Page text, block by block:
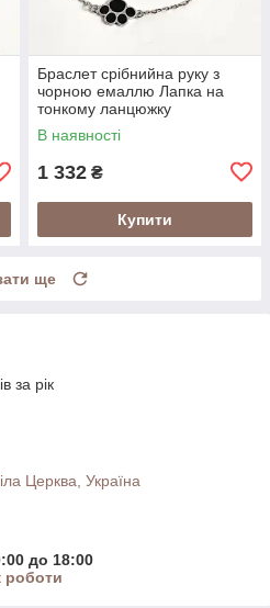
Браслет срібнийна руку з
чорною емаллю Лапка на
тонкому ланцюжку
В наявності
1 332 ₴
Купити
ще
за рік
Церква, Україна
до 18:00
роботи